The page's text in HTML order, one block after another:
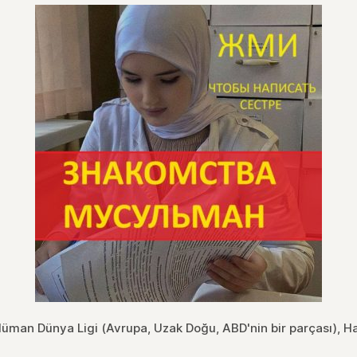
Dünya Ligi (Avrupa, Uzak Doğu, ABD'nin bir parçası),